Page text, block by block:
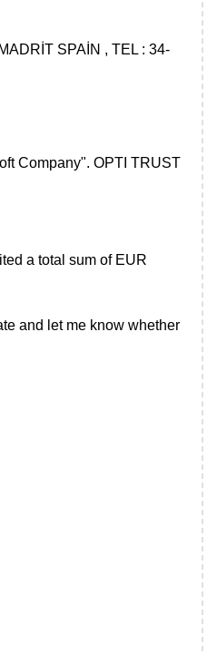
SPAİN , TEL : 34-
Company". OPTI TRUST
a total sum of EUR
and let me know whether